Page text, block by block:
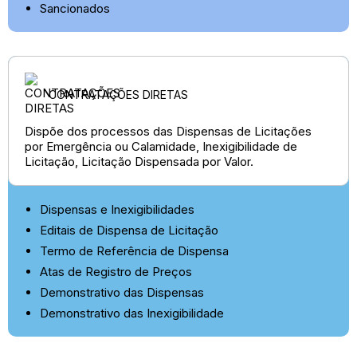
Sancionados
CONTRATAÇÕES DIRETAS
Dispõe dos processos das Dispensas de Licitações
por Emergência ou Calamidade, Inexigibilidade de
Licitação, Licitação Dispensada por Valor.
Dispensas e Inexigibilidades
Editais de Dispensa de Licitação
Termo de Referência de Dispensa
Atas de Registro de Preços
Demonstrativo das Dispensas
Demonstrativo das Inexigibilidade